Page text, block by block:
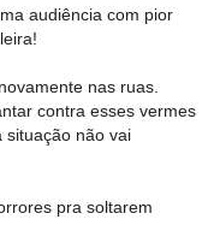
audiência com pior
nas ruas.
contra esses vermes
situação não vai
pra soltarem